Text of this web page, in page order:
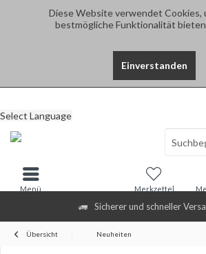
Diese Website verwendet Cookies,
bestmögliche Funktionalität bieten
Einverstanden
Sicherer und schneller
Select Language
Merkzettel
Menü
Übersicht Neuheiten